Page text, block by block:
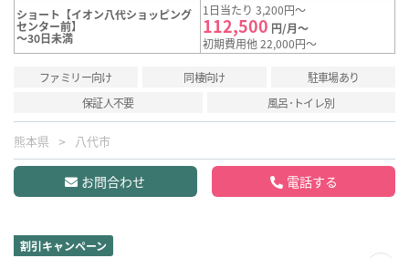
ショート【イオン八代ショッピング
センター前】
～30日未満
1日当たり 3,200円～
112,500 円/月～
初期費用他 22,000円～
ファミリー向け 同棲向け
駐車場あり
保証人不要
風呂･トイレ別
熊本県 八代市
お問合わせ 電話する
割引キャンペーン